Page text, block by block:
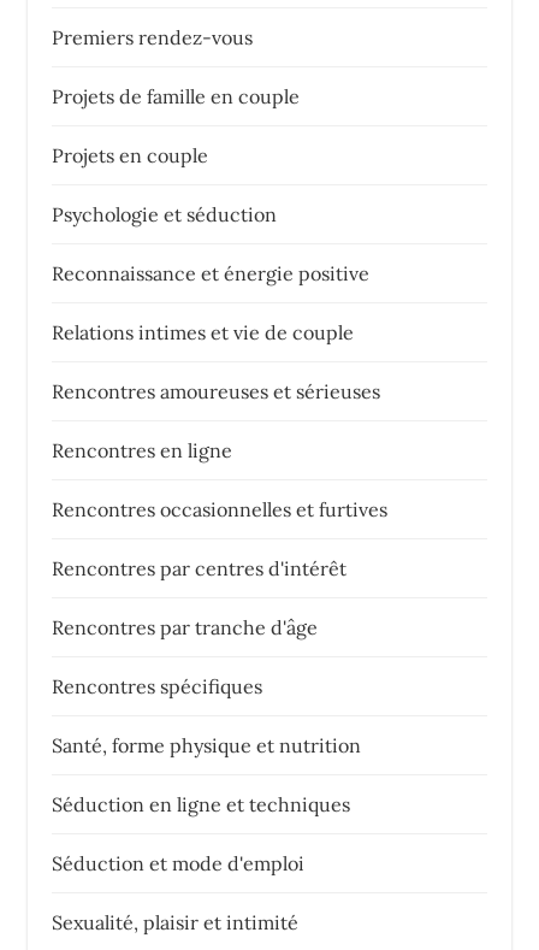
Premiers rendez-vous
Projets de famille en couple
Projets en couple
Psychologie et séduction
Reconnaissance et énergie positive
Relations intimes et vie de couple
Rencontres amoureuses et sérieuses
Rencontres en ligne
Rencontres occasionnelles et furtives
Rencontres par centres d'intérêt
Rencontres par tranche d'âge
Rencontres spécifiques
Santé, forme physique et nutrition
Séduction en ligne et techniques
Séduction et mode d'emploi
Sexualité, plaisir et intimité